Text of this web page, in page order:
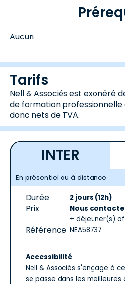
Aucun
Tarifs
Nell & Associés est exonéré
de formation professionnelle
donc nets de TVA.
INTER
En présentiel ou à distance
Durée 2 jours (12h)
Prix
Nous
+ déjeuner(s)
Référence NEA58737
Accessibilité
Nell & Associés s'engage à
se passe dans les meilleures